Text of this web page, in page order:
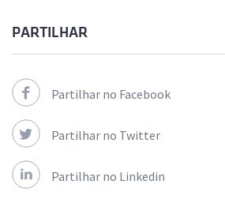
PARTILHAR
Partilhar no Facebook
Partilhar no Twitter
Partilhar no Linkedin